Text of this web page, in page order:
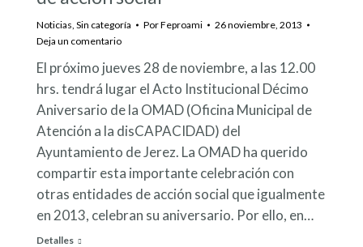
Noticias Sin categoría PorFeproami
26 noviembre, 2013
Deja un comentario
El próximo jueves 28 de noviembre, a las 12.00
hrs. tendrá lugar el Acto Institucional Décimo
Aniversario de la OMAD (Oficina Municipal de
Atención a la disCAPACIDAD) del
Ayuntamiento de Jerez. La OMAD ha querido
compartir esta importante celebración con
otras entidades de acción social que igualmente
en 2013, celebran su aniversario. Por ello, en…
Detalles